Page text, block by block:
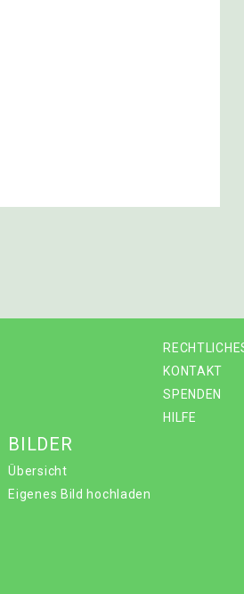
KONTAKT
SPENDEN
HILFE
BILDER
Übersicht
Eigenes Bild hochladen